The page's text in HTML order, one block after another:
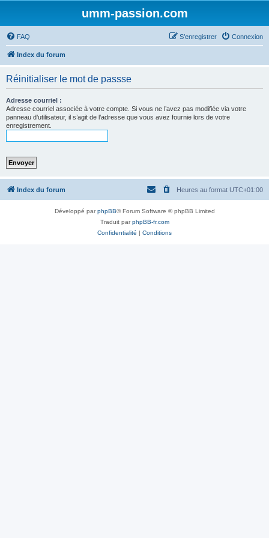
umm-passion.com
FAQ Connexion
S’enregistrer
Index du forum
Réinitialiser le mot de passse
Adresse courriel :
Adresse courriel associée à votre compte. Si vous ne l’avez pas modifiée via votre
panneau d’utilisateur, il s’agit de l’adresse que vous avez fournie lors de votre
enregistrement.
Index du forum Heures au format UTC+01:00
Développé parphpBB® Forum Software © phpBB Limited
Traduit parphpBB-fr.com
Confidentialité | Conditions